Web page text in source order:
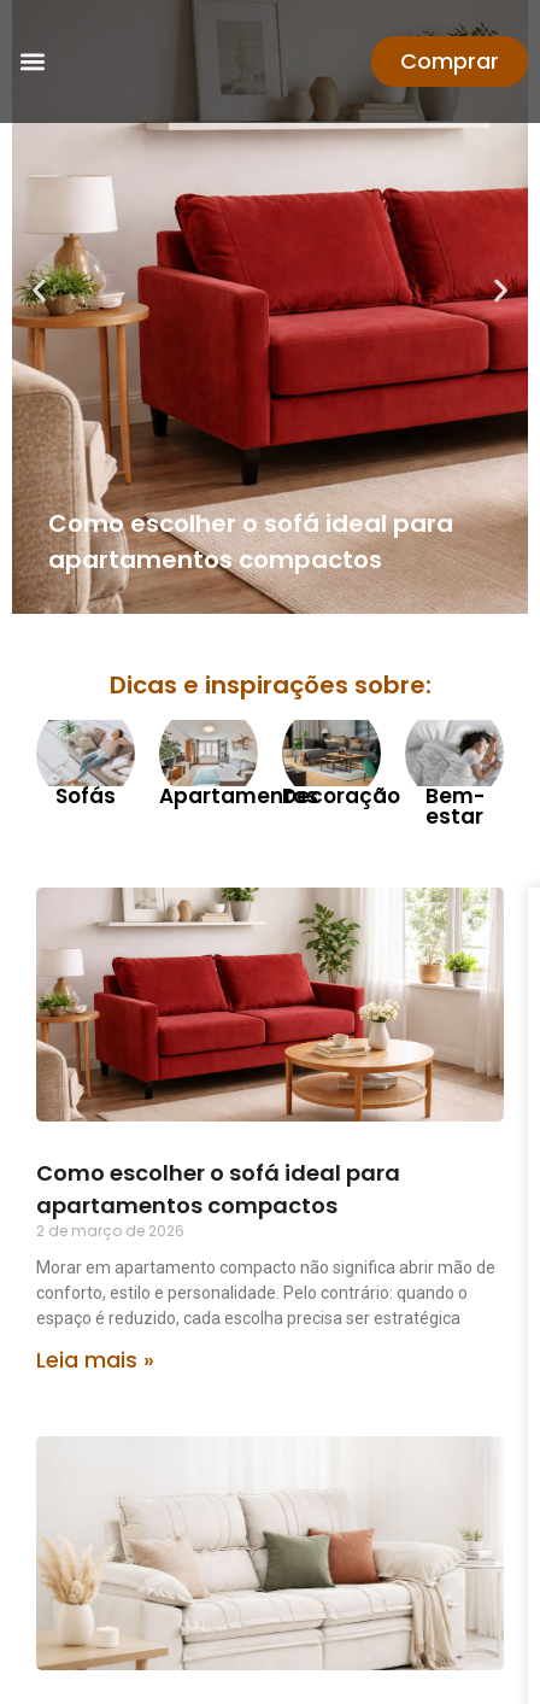
Comprar
Como escolher o sofá ideal para
apartamentos compactos
Dicas e inspirações sobre:
Sofás ApartamentosDecoração Bem-
estar
Como escolher o sofá ideal para
apartamentos compactos
2 de março de 2026
Morar em apartamento compacto não significa abrir mão de
conforto, estilo e personalidade. Pelo contrário: quando o
espaço é reduzido, cada escolha precisa ser estratégica
Leia mais »